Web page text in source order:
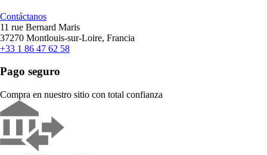
Contáctanos
11 rue Bernard Maris
37270 Montlouis-sur-Loire, Francia
+33 1 86 47 62 58
Pago seguro
Compra en nuestro sitio con total confianza